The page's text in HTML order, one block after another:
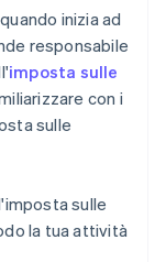
inizia ad
responsabile
imposta sulle
con i
sulle
sulle
la tua attività